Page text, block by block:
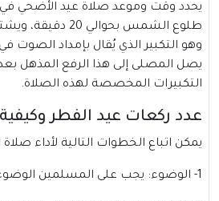
طلوع الشمس بحوالي
وهو التكبير الذي يُقال بإمداد الصوت
يصل المصلى إلى هذا الرفع المذهل بعد
التكبيرات المخصصة لهذه الصلاة.
عدد ركعات عيد الفطر وكيفية
يمكن اتباع الخطوات التالية لأداء صلاة
1- الوضوء: يجب على المسلمين الوضوء قبل الصلاة.